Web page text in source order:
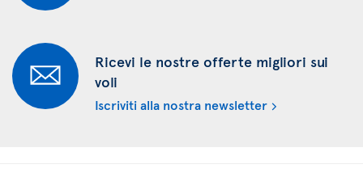
Ricevi le nostre offerte migliori sui
voli
Iscriviti alla nostra newsletter